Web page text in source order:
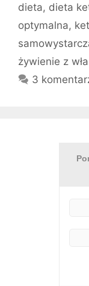
dieta, dieta
optymalna,
żywienie z
3